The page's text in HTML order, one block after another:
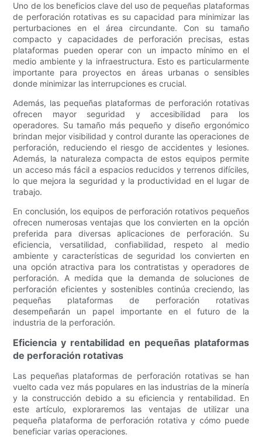
Uno de los beneficios clave del uso de pequeñas plataformas
de perforación rotativas es su capacidad para minimizar las
perturbaciones en el área circundante. Con su tamaño
compacto y capacidades de perforación precisas, estas
plataformas pueden operar con un impacto mínimo en el
medio ambiente y la infraestructura. Esto es particularmente
importante para proyectos en áreas urbanas o sensibles
donde minimizar las interrupciones es crucial.
Además, las pequeñas plataformas de perforación rotativas
ofrecen mayor seguridad y accesibilidad para los
operadores. Su tamaño más pequeño y diseño ergonómico
brindan mejor visibilidad y control durante las operaciones de
perforación, reduciendo el riesgo de accidentes y lesiones.
Además, la naturaleza compacta de estos equipos permite
un acceso más fácil a espacios reducidos y terrenos difíciles,
lo que mejora la seguridad y la productividad en el lugar de
trabajo.
En conclusión, los equipos de perforación rotativos pequeños
ofrecen numerosas ventajas que los convierten en la opción
preferida para diversas aplicaciones de perforación. Su
eficiencia, versatilidad, confiabilidad, respeto al medio
ambiente y características de seguridad los convierten en
una opción atractiva para los contratistas y operadores de
perforación. A medida que la demanda de soluciones de
perforación eficientes y sostenibles continúa creciendo, las
pequeñas plataformas de perforación rotativas
desempeñarán un papel importante en el futuro de la
industria de la perforación.
Eficiencia y rentabilidad en pequeñas plataformas
de perforación rotativas
Las pequeñas plataformas de perforación rotativas se han
vuelto cada vez más populares en las industrias de la minería
y la construcción debido a su eficiencia y rentabilidad. En
este artículo, exploraremos las ventajas de utilizar una
pequeña plataforma de perforación rotativa y cómo puede
beneficiar varias operaciones.